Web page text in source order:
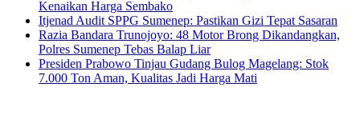
Kenaikan Harga Sembako
Itjenad Audit SPPG Sumenep: Pastikan Gizi Tepat Sasaran
Razia Bandara Trunojoyo: 48 Motor Brong Dikandangkan,
Polres Sumenep Tebas Balap Liar
Presiden Prabowo Tinjau Gudang Bulog Magelang: Stok
7.000 Ton Aman, Kualitas Jadi Harga Mati